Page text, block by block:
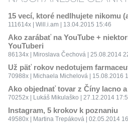
15 vecí, ktoré nedlhujete nikomu
111614x | Will.i.am | 13.04.2015 15:46
Ako zarábať na YouTube +
YouTuberi
86134x | Miroslava Čechová | 25.08.2014
Už päť rokov nedotujem
70988x | Michaela Michelová | 15.08.2016
Ako objednať tovar z Číny lacno
70252x | Lukáš Mikulaško | 27.12.2014
Instagram, 5 krokov k poznaniu
49580x | Martina Trepáková | 02.05.2014